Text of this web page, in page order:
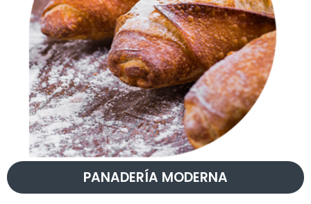
PANADERÍA MODERNA